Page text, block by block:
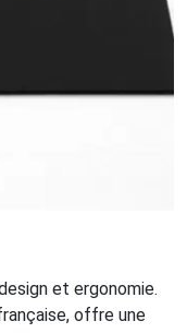
et ergonomie.
offre une